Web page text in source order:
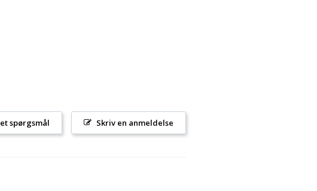
Skriv en anmeldelse
spørgsmål